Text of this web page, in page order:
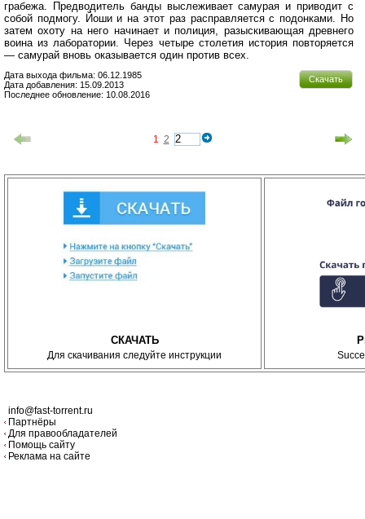
грабежа. Предводитель банды выслеживает самурая и приводит с
собой подмогу. Йоши и на этот раз расправляется с подонками. Но
затем охоту на него начинает и полиция, разыскивающая древнего
воина из лаборатории. Через четыре столетия история повторяется
— самурай вновь оказывается один против всех.
Скачать
Дата выхода фильма: 06.12.1985
Дата добавления: 15.09.2013
Последнее обновление: 10.08.2016
1 2
СКАЧАТЬ
Для скачивания следуйте инструкции
info@fast-torrent.ru
Партнёры
Для правообладателей
Помощь сайту
Реклама на сайте